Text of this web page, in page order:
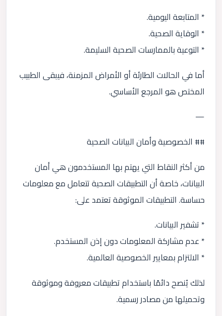
* المتابعة اليومية.
* الوقاية الصحية.
* التوعية بالممارسات الصحية السليمة.
أما في الحالات الطارئة أو الأمراض المزمنة، فيبقى الطبيب
المختص هو المرجع الأساسي.
—
## الخصوصية وأمان البيانات الصحية
من أكثر النقاط التي يهتم بها المستخدمون هي أمان
البيانات، خاصة أن التطبيقات الصحية تتعامل مع معلومات
حساسة. التطبيقات الموثوقة تعتمد على:
* تشفير البيانات.
* عدم مشاركة المعلومات دون إذن المستخدم.
* الالتزام بمعايير الخصوصية العالمية.
لذلك يُنصح دائمًا باستخدام تطبيقات معروفة وموثوقة
وتحميلها من مصادر رسمية.